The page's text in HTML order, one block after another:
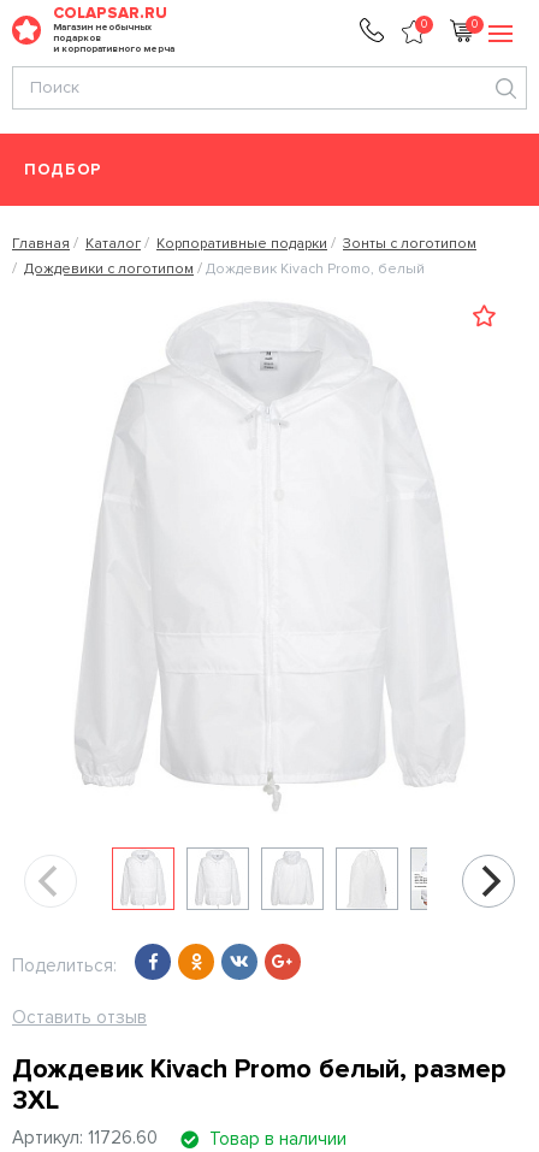
COLAPSAR.RU
Магазин необычных
подарков
и корпоративного мерча
0 0
ПОДБОР
Главная Каталог Корпоративные подарки
Зонты с логотипом
Дождевики с логотипом
Дождевик Kivach Promo, белый
Поделиться:
Оставить отзыв
Дождевик Kivach Promo белый, размер
3XL
Артикул: 11726.60 Товар в наличии